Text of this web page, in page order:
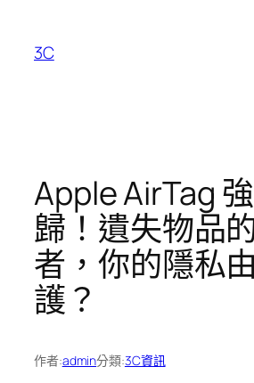
3C
Apple AirTag
歸！遺失物品
者，你的隱私
護？
作者:admin分類:3C資訊